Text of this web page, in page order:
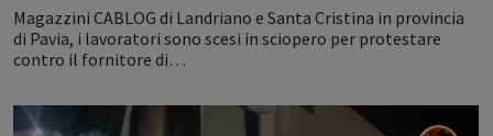
Magazzini CABLOG di Landriano e Santa Cristina in provincia
di Pavia, i lavoratori sono scesi in sciopero per protestare
contro il fornitore di…